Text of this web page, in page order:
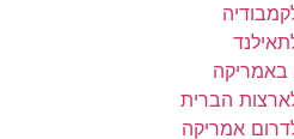
באמריקה
הברית
אמריקה